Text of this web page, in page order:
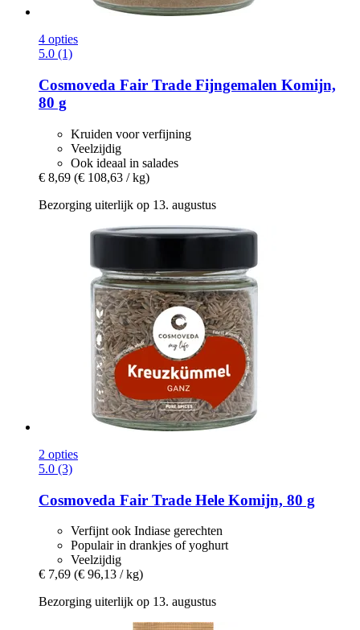
4 opties
5.0 (1)
Cosmoveda Fair Trade Fijngemalen Komijn,
80 g
Kruiden voor verfijning
Veelzijdig
Ook ideaal in salades
€ 8,69 (€ 108,63 / kg)
Bezorging uiterlijk op 13. augustus
2 opties
5.0 (3)
Cosmoveda Fair Trade Hele Komijn, 80 g
Verfijnt ook Indiase gerechten
Populair in drankjes of yoghurt
Veelzijdig
€ 7,69 (€ 96,13 / kg)
Bezorging uiterlijk op 13. augustus